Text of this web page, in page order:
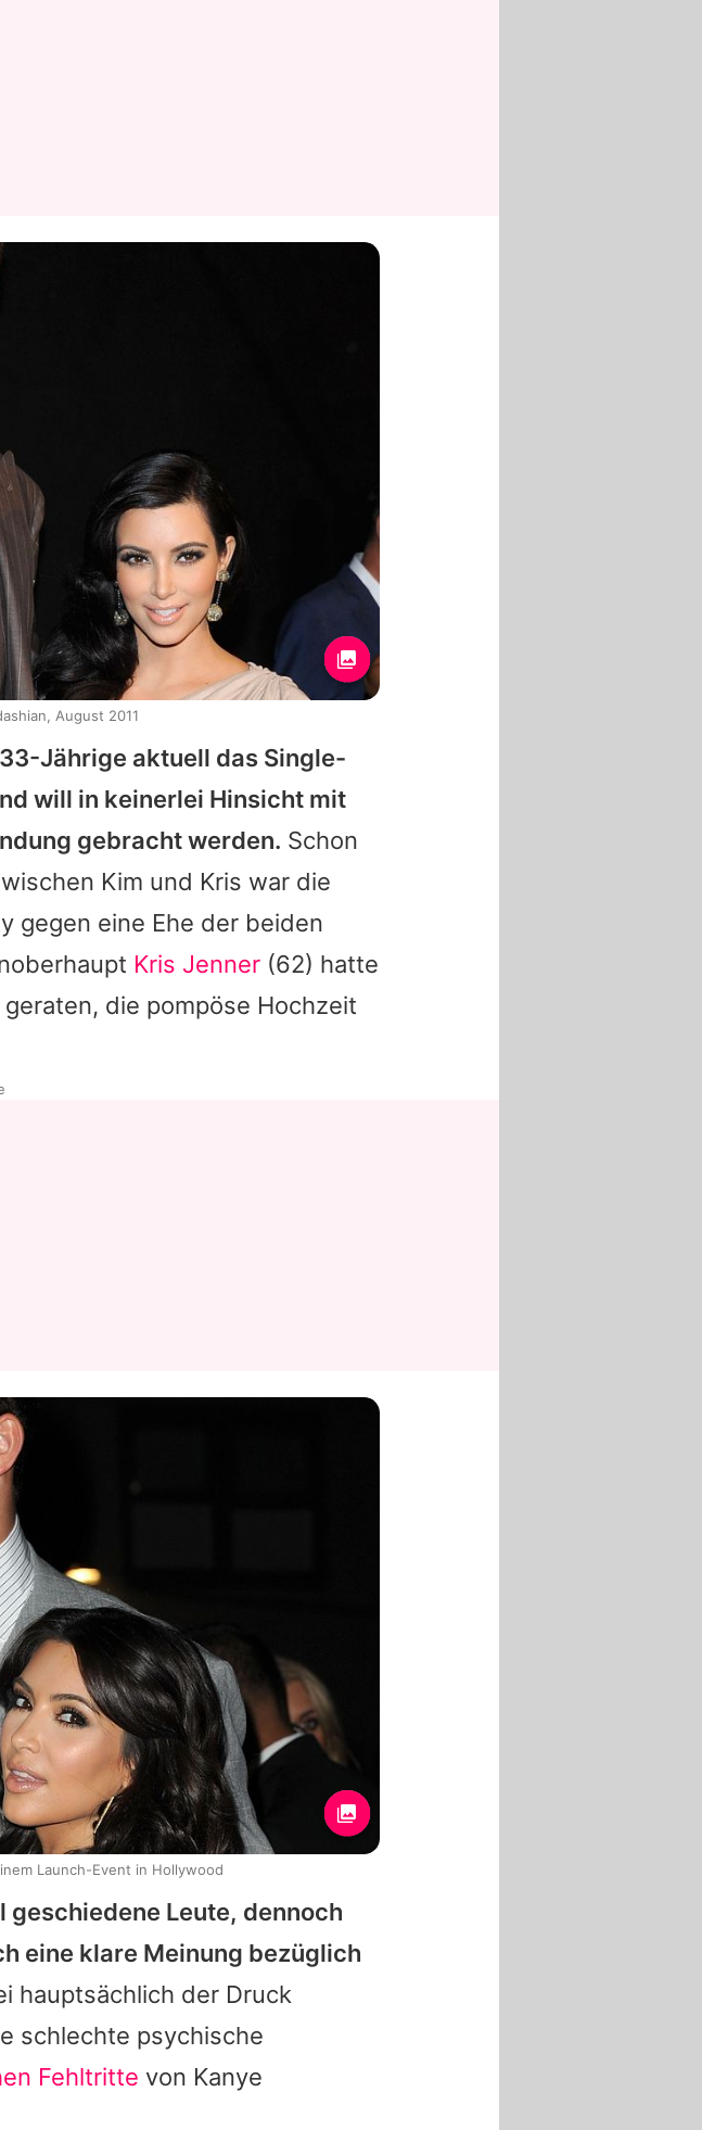
Jährige aktuell das Single-
will in keinerlei Hinsicht mit
gebracht werden. Schon
Kim und Kris war die
gegen eine Ehe der beiden
Kris Jenner (62) hatte
die pompöse Hochzeit
Leute, dennoch
eine klare Meinung bezüglich
hauptsächlich der Druck
schlechte psychische
Fehltritte von Kanye
August 2011
Launch-Event in Hollywood